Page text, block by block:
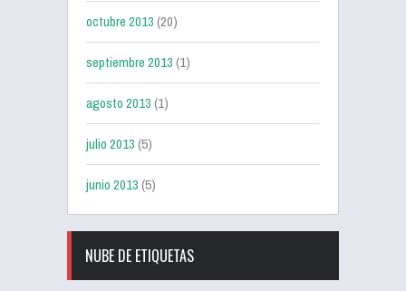
octubre 2013(20)
septiembre 2013(1)
agosto 2013(1)
julio 2013(5)
junio 2013(5)
NUBE DE ETIQUETAS